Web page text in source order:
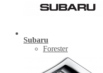
Subaru
Forester